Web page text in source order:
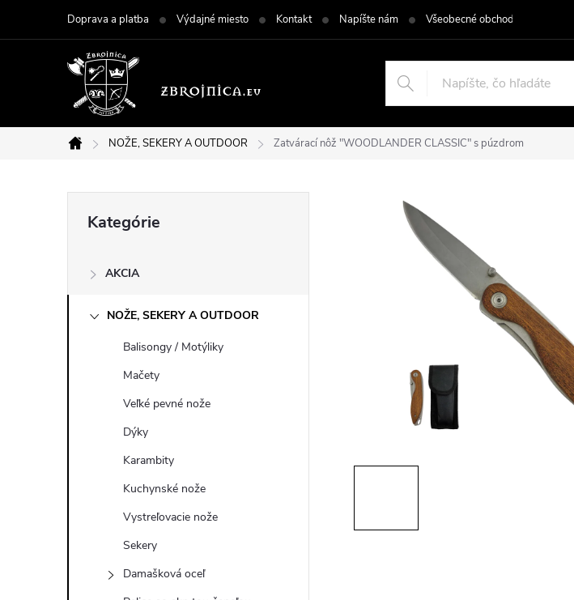
Doprava a platba Výdajné miesto Kontakt Napíšte nám Všeobecné obchodné podmienky
Domov
NOŽE, SEKERY A OUTDOOR Zatvárací nôž "WOODLANDER CLASSIC" s púzdrom
č
kategórie
Kategórie
AKCIA
NOŽE, SEKERY A OUTDOOR
Balisongy / Motýliky
Mačety
Veľké pevné nože
Dýky
Karambity
Kuchynské nože
Vystreľovacie nože
Sekery
Damašková oceľ